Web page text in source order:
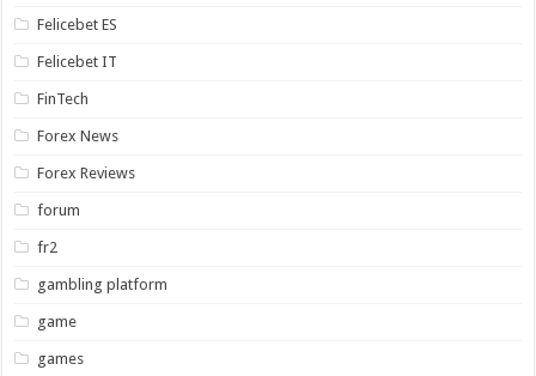
Felicebet ES
Felicebet IT
FinTech
Forex News
Forex Reviews
forum
fr2
gambling platform
game
games